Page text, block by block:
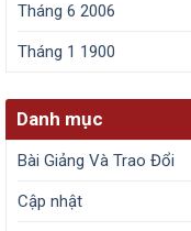
Tháng 6 2006
Tháng 1 1900
Danh mục
Bài Giảng Và Trao Đổi
Cập nhật